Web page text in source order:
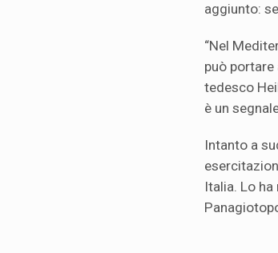
aggiunto:
“Nel
può
tedesco
è un
Intanto a
Italia. Lo